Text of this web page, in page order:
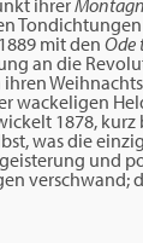
ihrer
Tondichtungen
mit denOde
an die
wackeligen
1878,
was die
und
verschwand;